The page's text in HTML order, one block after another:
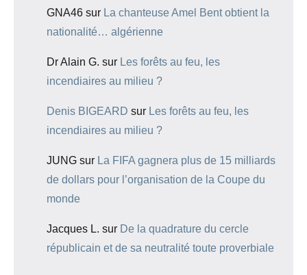
GNA46 sur La chanteuse Amel Bent obtient la
nationalité… algérienne
Dr Alain G. sur Les forêts au feu, les
incendiaires au milieu ?
Denis BIGEARD sur Les forêts au feu, les
incendiaires au milieu ?
JUNG sur La FIFA gagnera plus de 15 milliards
de dollars pour l’organisation de la Coupe du
monde
Jacques L. sur De la quadrature du cercle
républicain et de sa neutralité toute proverbiale